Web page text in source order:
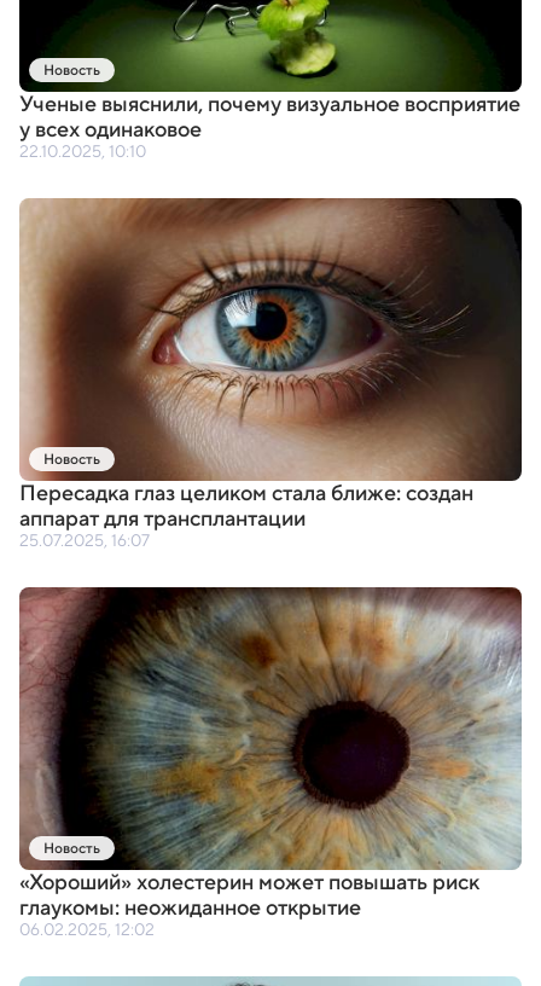
Новость
Ученые выяснили,почему визуальное восприятие
у всех одинаковое
22.10.2025, 10:10
Новость
Пересадка глаз целиком стала ближе: создан
аппарат для трансплантации
25.07.2025, 16:07
Новость
«Хороший» холестерин может повышать риск
глаукомы: неожиданное открытие
06.02.2025, 12:02